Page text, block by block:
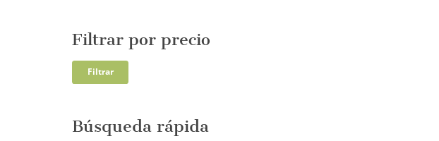
Filtrar por precio
Filtrar
Búsqueda rápida